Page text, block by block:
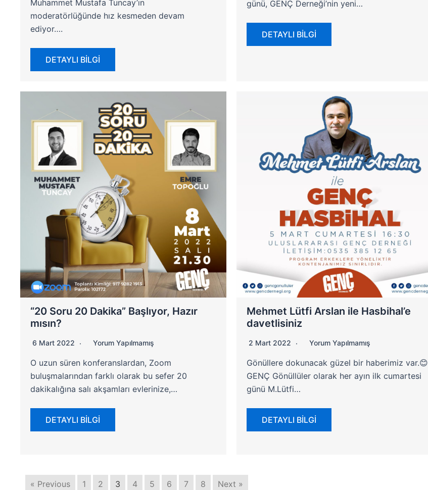
Muhammet Mustafa Tuncay’ın
moderatörlüğünde hız kesmeden devam
ediyor….
DETAYLI BİLGİ
günü, GENÇ Derneği’nin yeni…
DETAYLI BİLGİ
“20 Soru 20 Dakika” Başlıyor, Hazır
mısın?
6 Mart 2022 Yorum Yapılmamış
O uzun süren konferanslardan, Zoom
buluşmalarından farklı olarak bu sefer 20
dakikalığına salı akşamları evlerinize,…
DETAYLI BİLGİ
Mehmet Lütfi Arslan ile Hasbihal’e
davetlisiniz
2 Mart 2022 Yorum Yapılmamış
Gönüllere dokunacak güzel bir haberimiz var.😊
GENÇ Gönüllüler olarak her ayın ilk cumartesi
günü M.Lütfi…
DETAYLI BİLGİ
« Previous 1 2 3 4 5 6 7 8 Next »